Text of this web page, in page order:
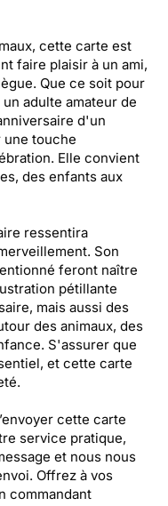
cette carte est
faire plaisir à un ami,
Que ce soit pour
adulte amateur de
d'un
une touche
Elle convient
des enfants aux
ressentira
Son
feront naître
pétillante
mais aussi des
des animaux, des
S'assurer que
et cette carte
cette carte
service pratique,
et nous nous
Offrez à vos
commandant